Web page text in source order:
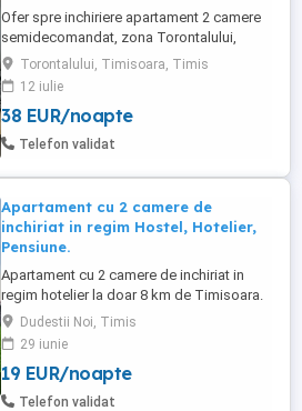
Ofer spre inchiriere apartament 2 camere
semidecomandat, zona Torontalului,
complex Toronto. Apartamentul este
complet mobilat si utilat, fiind format din
dormitor matrimonial, baie, living si
bucatarie open space ( coltarul NU este
extensibil) Pret 200ron zi
Torontalului, Timisoara, Timis
12 iulie
38 EUR/noapte
Telefon validat
Apartament cu 2 camere de
inchiriat in regim Hostel, Hotelier,
Pensiune.
Apartament cu 2 camere de inchiriat in
regim hotelier la doar 8 km de Timisoara.
La proprietate gasiti toate conditile de
care aveti nevoie, loc de parcare asigurat,
curte + parc generos. Pretul este 99 lei zi
Se poate inchiria si 1 singura zi. Netflix
ON. Va asteptam cu drag.
Dudestii Noi, Timis
29 iunie
19 EUR/noapte
Telefon validat